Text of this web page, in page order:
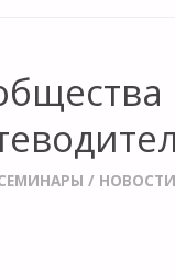
/ НОВОСТИ